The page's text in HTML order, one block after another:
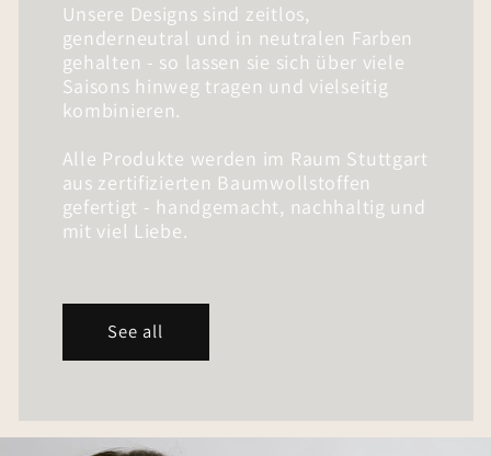
Unsere Designs sind zeitlos,
genderneutral und in neutralen Farben
gehalten - so lassen sie sich über viele
Saisons hinweg tragen und vielseitig
kombinieren.
Alle Produkte werden im Raum Stuttgart
aus zertifizierten Baumwollstoffen
gefertigt - handgemacht, nachhaltig und
mit viel Liebe.
See all